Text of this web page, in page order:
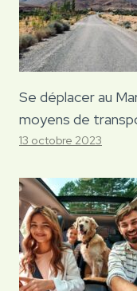
Se déplacer au
moyens de
13 octobre 2023